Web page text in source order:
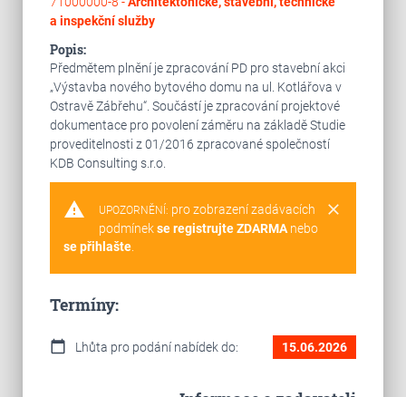
a inspekční služby
Popis:
Předmětem plnění je zpracování PD pro stavební akci
„Výstavba nového bytového domu na ul. Kotlářova v
Ostravě Zábřehu“. Součástí je zpracování projektové
dokumentace pro povolení záměru na základě Studie
proveditelnosti z 01/2016 zpracované společností
KDB Consulting s.r.o.
warning clear
UPOZORNĚNÍ: pro zobrazení zadávacích
podmínekse registrujte ZDARMAnebo
se přihlašte.
Termíny:
calendar_today Lhůta pro podání nabídek do: 15.06.2026